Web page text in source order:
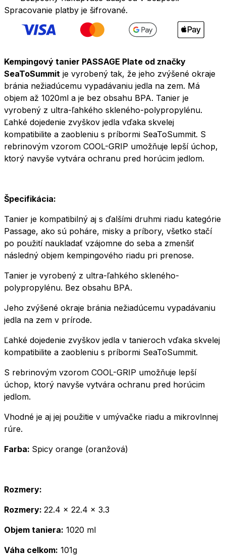
Spracovanie platby je šifrované.
Kempingový tanier PASSAGE Plate od značky
SeaToSummit je vyrobený tak, že jeho zvýšené okraje
bránia nežiadúcemu vypadávaniu jedla na zem. Má
objem až 1020ml a je bez obsahu BPA. Tanier je
vyrobený z ultra-ľahkého skleného-polypropylénu.
Ľahké dojedenie zvyškov jedla vďaka skvelej
kompatibilite a zaobleniu s príbormi SeaToSummit. S
rebrinovým vzorom COOL-GRIP umožňuje lepší úchop,
ktorý navyše vytvára ochranu pred horúcim jedlom.
Špecifikácia:
Tanier je kompatibilný aj s ďalšími druhmi riadu kategórie
Passage, ako sú poháre, misky a príbory, všetko stačí
po použití naukladať vzájomne do seba a zmenšiť
následný objem kempingového riadu pri prenose.
Tanier je vyrobený z ultra-ľahkého skleného-
polypropylénu. Bez obsahu BPA.
Jeho zvýšené okraje bránia nežiadúcemu vypadávaniu
jedla na zem v prírode.
Ľahké dojedenie zvyškov jedla v tanieroch vďaka skvelej
kompatibilite a zaobleniu s príbormi SeaToSummit.
S rebrinovým vzorom COOL-GRIP umožňuje lepší
úchop, ktorý navyše vytvára ochranu pred horúcim
jedlom.
Vhodné je aj jej použitie v umývačke riadu a mikrovlnnej
rúre.
Farba: Spicy orange (oranžová)
Rozmery:
Rozmery: 22.4 x 22.4 x 3.3
Objem taniera: 1020 ml
Váha celkom: 101g